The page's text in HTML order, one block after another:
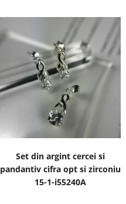
Set din argint cercei si
pandantiv cifra opt si zirconiu
15-1-i55240A